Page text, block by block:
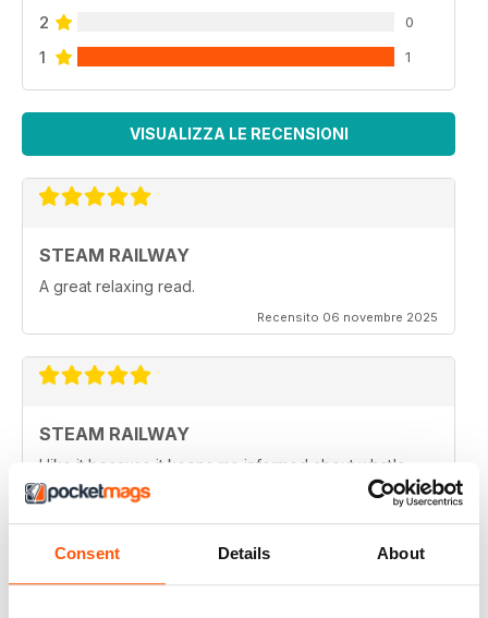
Consent Details About
2 0
1 1
VISUALIZZA LE RECENSIONI
STEAM RAILWAY
A great relaxing read.
Recensito 06 novembre 2025
STEAM RAILWAY
I like it because it keeps me informed about what's
going on, in the steam railway world